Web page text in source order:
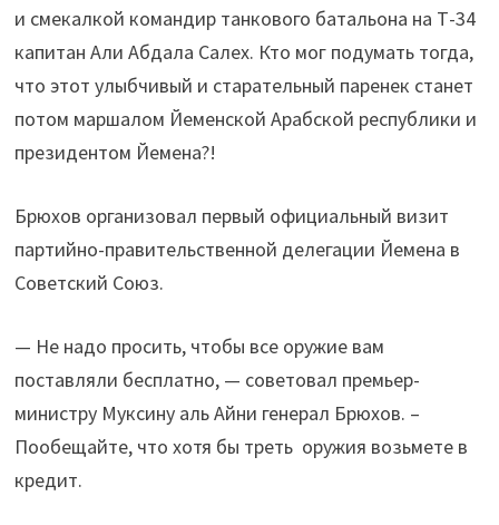
и смекалкой командир танкового батальона на Т-34
капитан Али Абдала Салех. Кто мог подумать тогда,
что этот улыбчивый и старательный паренек станет
потом маршалом Йеменской Арабской республики и
президентом Йемена?!
Брюхов организовал первый официальный визит
партийно-правительственной делегации Йемена в
Советский Союз.
— Не надо просить, чтобы все оружие вам
поставляли бесплатно, — советовал премьер-
министру Муксину аль Айни генерал Брюхов. –
Пообещайте, что хотя бы треть оружия возьмете в
кредит.